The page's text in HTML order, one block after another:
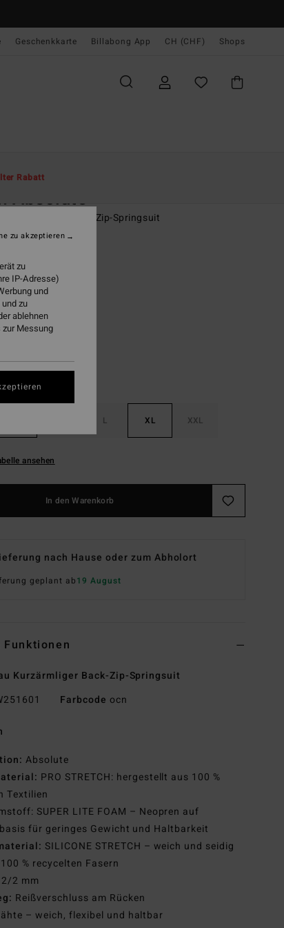
Geschenkkarte Billabong App CH (CHF) Shops
Rabatt
Absolute
Kurzärmliger Back-Zip-Springsuit
(1 Bewertungen)
L XL XXL
ansehen
In den Warenkorb
nach Hause oder zum Abholort
geplant ab19 August
Kurzärmliger Back-Zip-Springsuit
Farbcode ocn
Absolute
PRO STRETCH: hergestellt aus 100 %
Textilien
SUPER LITE FOAM – Neopren auf
für geringes Gewicht und Haltbarkeit
SILICONE STRETCH – weich und seidig
% recycelten Fasern
2/2 mm
Reißverschluss am Rücken
– weich, flexibel und haltbar
zu
IP-Adresse)
und
zu
ablehnen
Messung
zu akzeptieren